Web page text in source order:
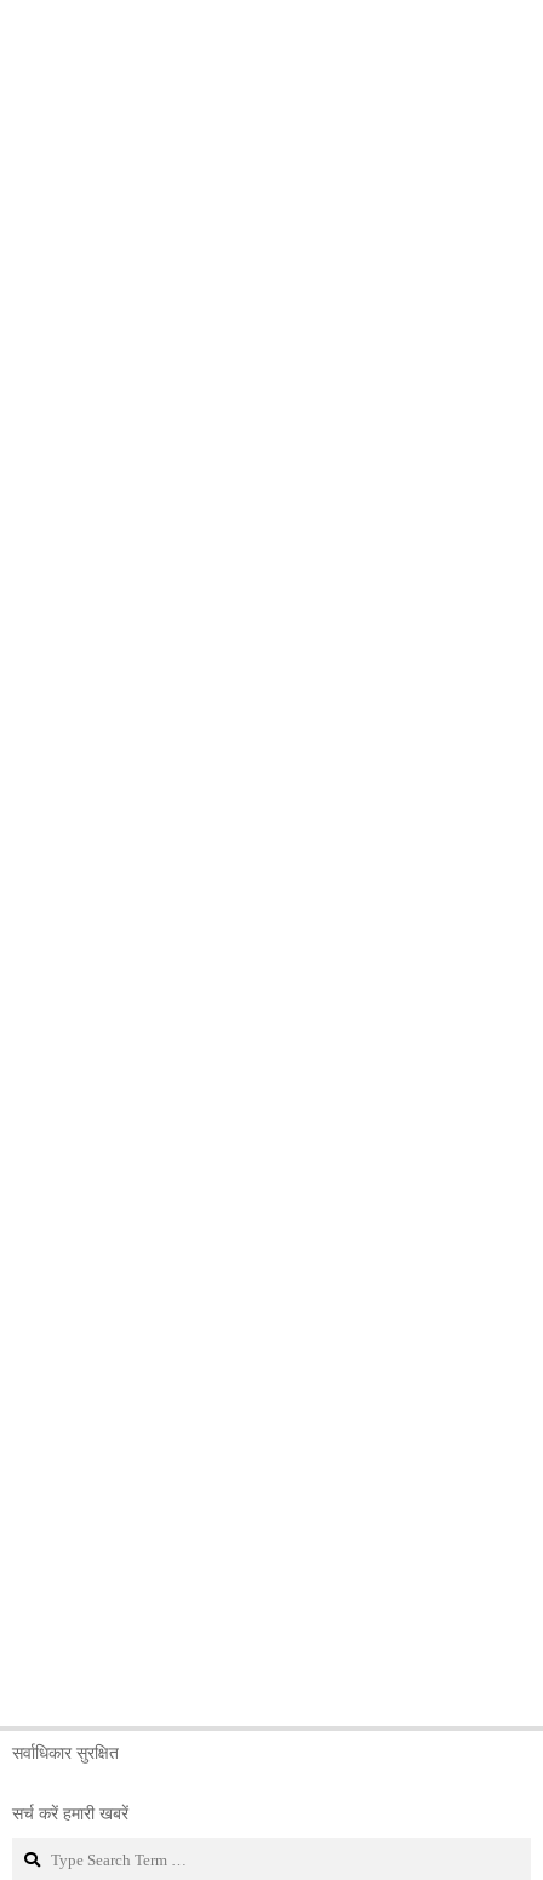
सर्वाधिकार सुरक्षित
सर्च करें हमारी खबरें